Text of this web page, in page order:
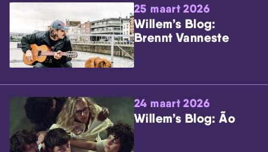
25 maart 2026
Willem’s Blog:
Brennt Vanneste
24 maart 2026
Willem’s Blog: Ão